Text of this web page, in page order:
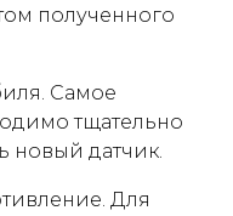
полученного
Самое
тщательно
новый датчик.
Для